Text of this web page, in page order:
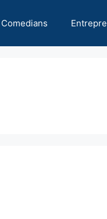
Comedians